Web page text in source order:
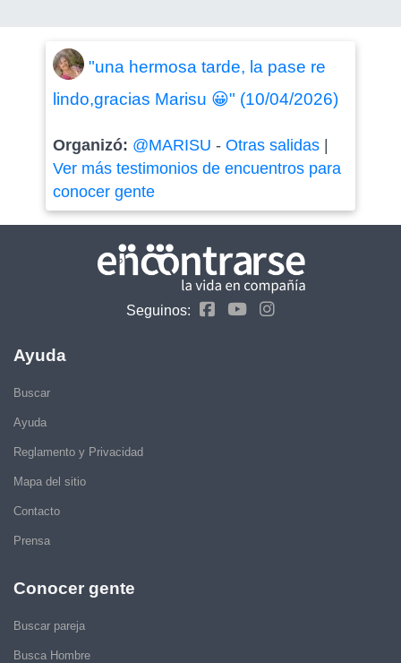
"una hermosa tarde, la pase re
lindo,gracias Marisu 😀" (10/04/2026)
Organizó: @MARISU - Otras salidas|
Ver más testimonios de encuentros para
conocer gente
Seguinos:
Ayuda
Buscar
Ayuda
Reglamento y Privacidad
Mapa del sitio
Contacto
Prensa
Conocer gente
Buscar pareja
Busca Hombre